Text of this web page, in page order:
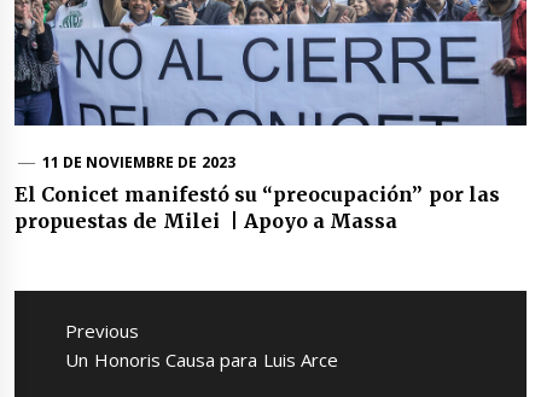
11 DE NOVIEMBRE DE 2023
El Conicet manifestó su “preocupación” por las
propuestas de Milei | Apoyo a Massa
Navegación
entradas
Previous
Previous
Un Honoris Causa para Luis Arce